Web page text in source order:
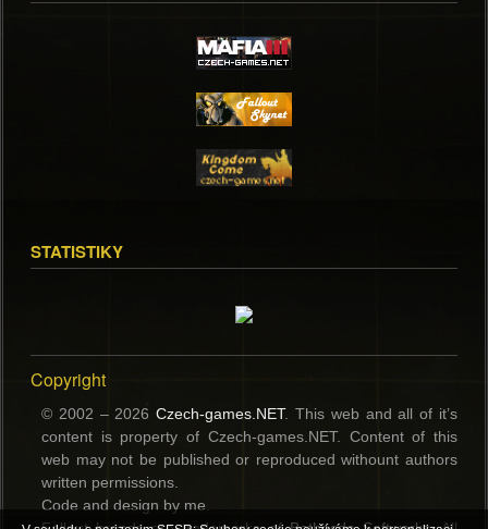
STATISTIKY
Copyright
© 2002 – 2026Czech-games.NET. This web and all of it’s
content is property of Czech-games.NET. Content of this
web may not be published or reproduced withount authors
written permissions.
Code and design by me.